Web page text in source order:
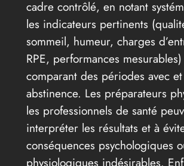
cadre contrôlé, en notant
les indicateurs pertinents
sommeil, humeur, charges
RPE, performances
comparant des périodes avec
abstinence. Les préparateurs
les professionnels de santé
interpréter les résultats et à
conséquences psychologiques